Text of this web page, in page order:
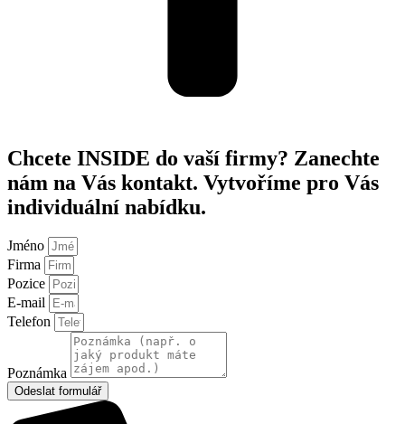
Chcete INSIDE do vaší firmy? Zanechte
nám na Vás kontakt. Vytvoříme pro Vás
individuální nabídku.
Jméno
Firma
Pozice
E-mail
Telefon
Poznámka
Odeslat formulář